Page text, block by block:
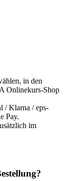
in den
Onlinekurs-Shop
/ Klarna / eps-
Pay.
im